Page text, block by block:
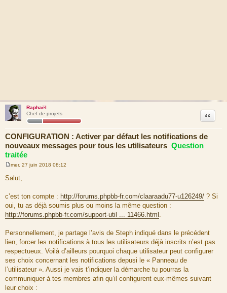
Raphaël
Chef de projets
CONFIGURATION : Activer par défaut les notifications de
nouveaux messages pour tous les utilisateurs Question
traitée
Citation
e
s
g
e
mer. 27 juin 2018 08:12
Salut,
c’est ton compte : http://forums.phpbb-fr.com/claaraadu77-u126249/ ? Si
oui, tu as déjà soumis plus ou moins la même question :
http://forums.phpbb-fr.com/support-util ... 11466.html
Personnellement, je partage l’avis de Steph indiqué dans le précédent
lien, forcer les notifications à tous les utilisateurs déjà inscrits n’est pas
respectueux. Voilà d’ailleurs pourquoi chaque utilisateur peut configurer
ses choix concernant les notifications depusi le « Panneau de
l’utilisateur ». Aussi je vais t’indiquer la démarche tu pourras la
communiquer à tes membres afin qu’il configurent eux-mêmes suivant
leur choix :